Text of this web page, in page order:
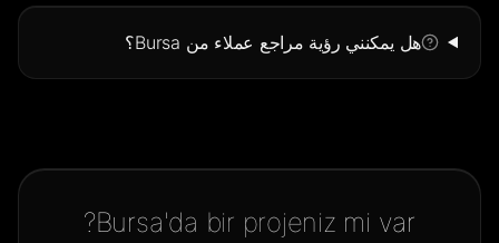
هل يمكنني رؤية مراجع عملاء من Bursa؟
Bursa'da bir projeniz mi var?